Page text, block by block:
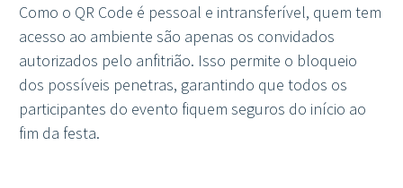
Como o QR Code é pessoal e intransferível, quem tem
acesso ao ambiente são apenas os convidados
autorizados pelo anfitrião. Isso permite o bloqueio
dos possíveis penetras, garantindo que todos os
participantes do evento fiquem seguros do início ao
fim da festa.